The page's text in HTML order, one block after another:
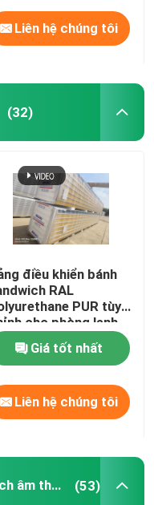
âm thanh
Liên hệ chúng tôi
(32)
điều khiển bánh
RAL
PUR tùy
cho phòng lạnh
Giá tốt nhất
Liên hệ chúng tôi
Bảng điều khiển bánh sandwich âm thanh (53)